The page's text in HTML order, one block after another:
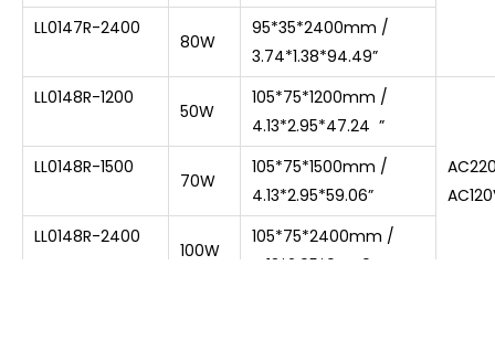
LL0147R-2400
80W
95*35*2400mm /
3.74*1.38*94.49”
LL0148R-1200
50W
105*75*1200mm /
4.13*2.95*47.24 ”
LL0148R-1500
70W
105*75*1500mm /
4.13*2.95*59.06”
LL0148R-2400
100W
105*75*2400mm /
4.13*2.95*94.49”